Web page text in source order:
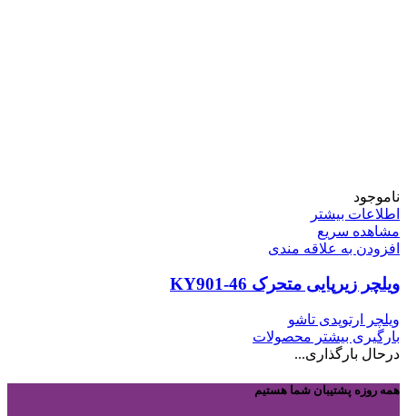
ناموجود
اطلاعات بیشتر
مشاهده سریع
افزودن به علاقه مندی
ویلچر زیرپایی متحرک 46-KY901
ویلچر ارتوپدی تاشو
بارگیری بیشتر محصولات
درحال بارگذاری...
همه روزه پشتیبان شما هستیم